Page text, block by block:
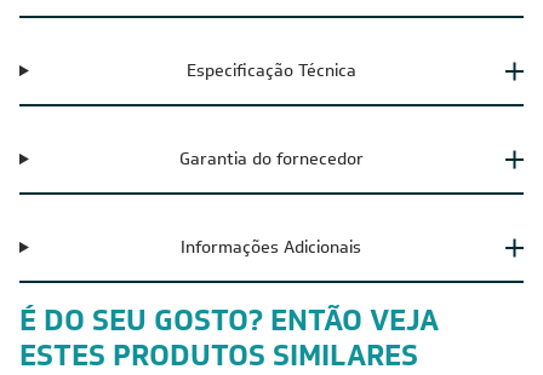
Especificação Técnica
Garantia do fornecedor
Informações Adicionais
É DO SEU GOSTO? ENTÃO VEJA
ESTES PRODUTOS SIMILARES